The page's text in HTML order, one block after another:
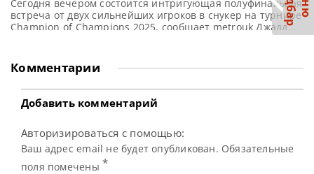
Сегодня вечером состоится интригующая полуфинальная
встреча от двух сильнейших игроков в снукер на турнире
Champion of Champions 2025, сообщает metrouk Джадд
кто станет его соперником: Нил Робертсон или Марк
Селби? Трамп, хоть и не в лучшей форме, но
продемонстрировал впечатляющую
Комментарии
Добавить комментарий
Авторизироваться с помощью:
Ваш адрес email не будет опубликован. Обязательные
поля помечены *